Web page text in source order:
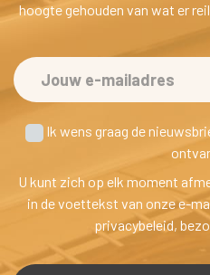
hoogte gehouden van wat er
Ik wens graag de
U kunt zich op elk moment
in de voettekst van onze e-
privacybeleid,